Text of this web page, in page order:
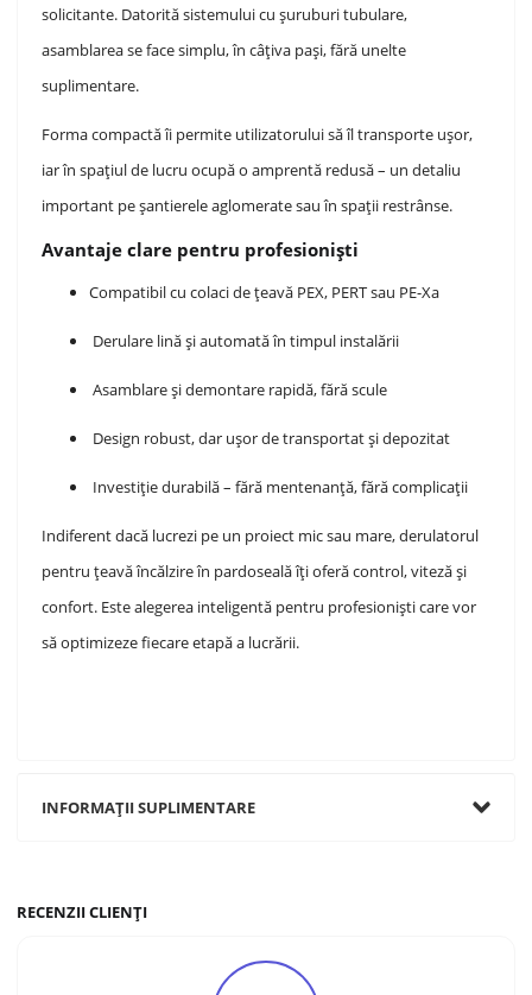
solicitante. Datorită sistemului cu șuruburi tubulare,
asamblarea se face simplu, în câțiva pași, fără unelte
suplimentare.
Forma compactă îi permite utilizatorului să îl transporte ușor,
iar în spațiul de lucru ocupă o amprentă redusă – un detaliu
important pe șantierele aglomerate sau în spații restrânse.
Avantaje clare pentru profesioniști
Compatibil cu colaci de țeavă PEX, PERT sau PE-Xa
Derulare lină și automată în timpul instalării
Asamblare și demontare rapidă, fără scule
Design robust, dar ușor de transportat și depozitat
Investiție durabilă – fără mentenanță, fără complicații
Indiferent dacă lucrezi pe un proiect mic sau mare, derulatorul
pentru țeavă încălzire în pardoseală îți oferă control, viteză și
confort. Este alegerea inteligentă pentru profesioniști care vor
să optimizeze fiecare etapă a lucrării.
INFORMAȚII SUPLIMENTARE
RECENZII CLIENȚI